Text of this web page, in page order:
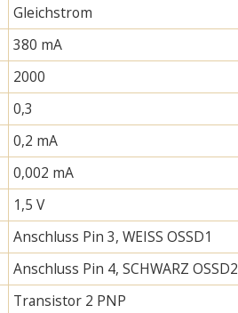
Gleichstrom
380 mA
2000
0,3
0,2 mA
0,002 mA
1,5 V
Anschluss Pin 3, WEISS OSSD1
Anschluss Pin 4, SCHWARZ OSSD2
Transistor 2 PNP